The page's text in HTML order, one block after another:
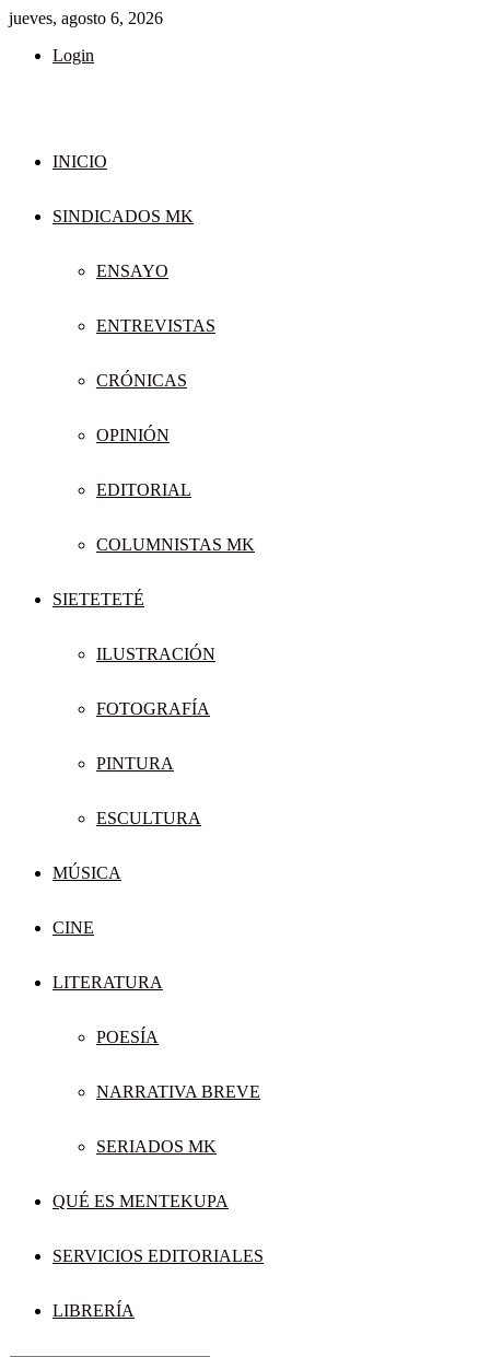
jueves, agosto 6, 2026
Login
INICIO
SINDICADOS MK
ENSAYO
ENTREVISTAS
CRÓNICAS
OPINIÓN
EDITORIAL
COLUMNISTAS MK
SIETETETÉ
ILUSTRACIÓN
FOTOGRAFÍA
PINTURA
ESCULTURA
MÚSICA
CINE
LITERATURA
POESÍA
NARRATIVA BREVE
SERIADOS MK
QUÉ ES MENTEKUPA
SERVICIOS EDITORIALES
LIBRERÍA